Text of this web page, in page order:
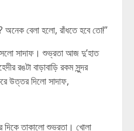
অনেক বেলা হলো, রাঁধতে হবে তো!”
সাদাফ। শুভ্রতা আজ দু’হাত
রঙটা বাড়াবাড়ি রকম সুন্দর
উত্তর দিলো সাদাফ,
দিকে তাকালো শুভ্রতা। খোলা